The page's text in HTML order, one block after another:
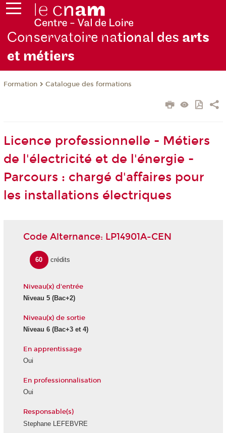
Conservatoire national des arts
et métiers
Formation Catalogue des formations
Licence professionnelle - Métiers
de l'électricité et de l'énergie -
Parcours : chargé d'affaires pour
les installations électriques
Code Alternance: LP14901A-CEN
60 crédits
Niveau(x) d'entrée
Niveau 5 (Bac+2)
Niveau(x) de sortie
Niveau 6 (Bac+3 et 4)
En apprentissage
Oui
En professionnalisation
Oui
Responsable(s)
Stephane LEFEBVRE